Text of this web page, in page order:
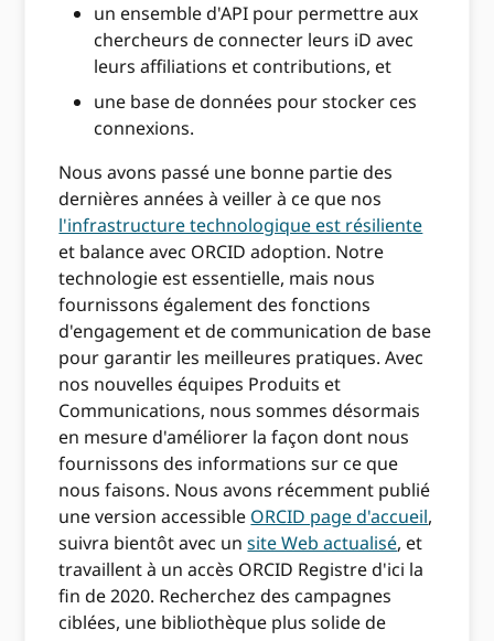
un ensemble d'API pour permettre aux
chercheurs de connecter leurs iD avec
leurs affiliations et contributions, et
une base de données pour stocker ces
connexions.
Nous avons passé une bonne partie des
dernières années à veiller à ce que nos
l'infrastructure technologique est résiliente
et balance avec ORCID adoption. Notre
technologie est essentielle, mais nous
fournissons également des fonctions
d'engagement et de communication de base
pour garantir les meilleures pratiques. Avec
nos nouvelles équipes Produits et
Communications, nous sommes désormais
en mesure d'améliorer la façon dont nous
fournissons des informations sur ce que
nous faisons. Nous avons récemment publié
une version accessible ORCID page d'accueil,
suivra bientôt avec unsite Web actualisé, et
travaillent à un accès ORCID Registre d'ici la
fin de 2020. Recherchez des campagnes
ciblées, une bibliothèque plus solide de